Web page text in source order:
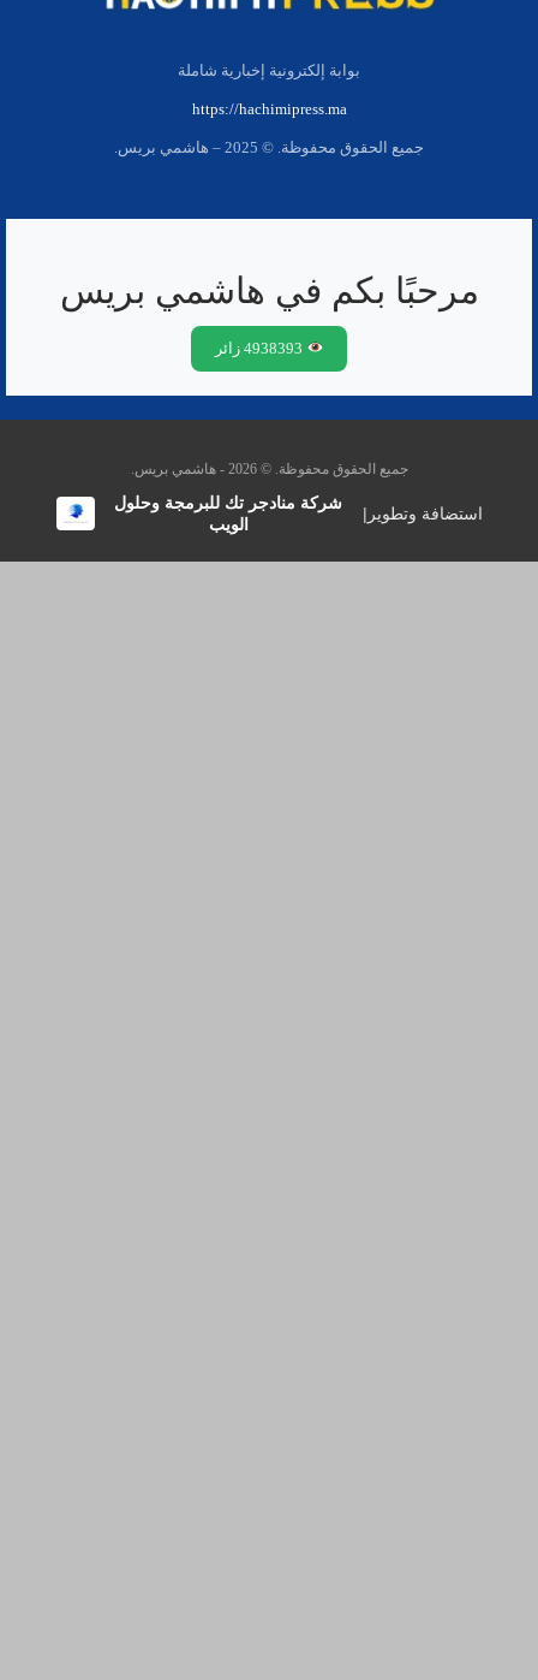
بوابة إلكترونية إخبارية شاملة
https://hachimipress.ma
جميع الحقوق محفوظة. © 2025 – هاشمي بريس.
مرحبًا بكم في هاشمي بريس
جميع الحقوق محفوظة. © 2026 - هاشمي بريس.
استضافة وتطوير |
شركة منادجر تك للبرمجة وحلول
الويب